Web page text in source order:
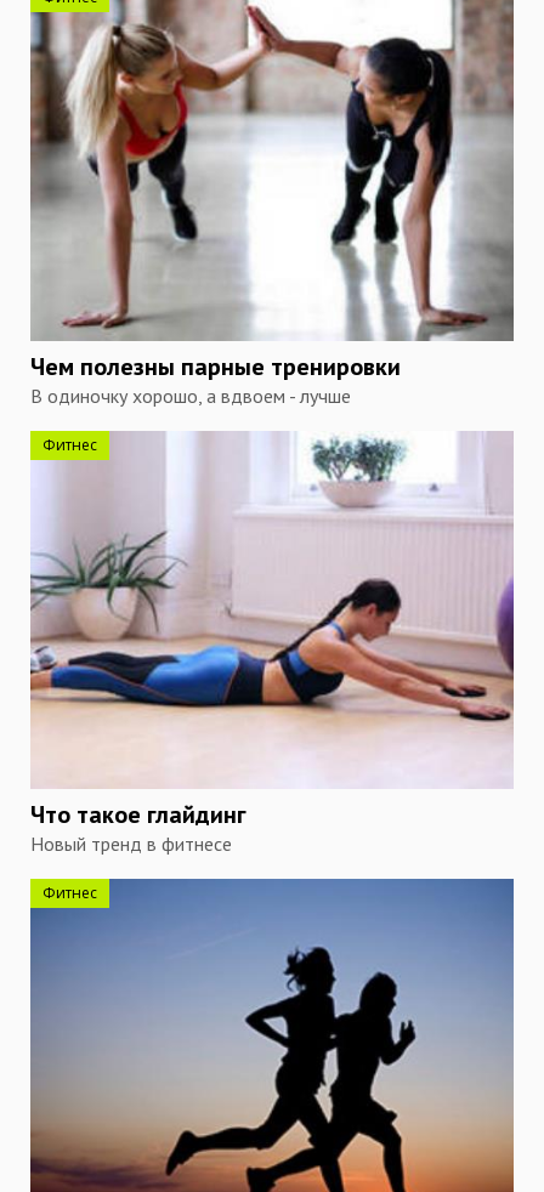
Чем полезны парные тренировки
В одиночку хорошо, а вдвоем - лучше
Фитнес
Что такое глайдинг
Новый тренд в фитнесе
Фитнес